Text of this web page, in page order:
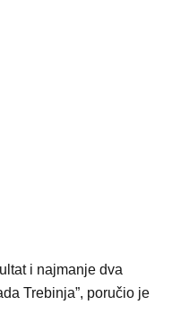
i najmanje dva
Trebinja”, poručio je